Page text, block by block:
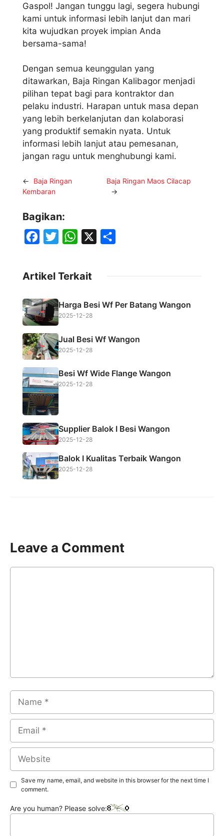
Gaspol! Jangan tunggu lagi, segera hubungi
kami untuk informasi lebih lanjut dan mari
kita wujudkan proyek impian Anda
bersama-sama!
Dengan semua keunggulan yang
ditawarkan, Baja Ringan Kalibagor menjadi
pilihan tepat bagi para kontraktor dan
pelaku industri. Harapan untuk masa depan
yang lebih berkelanjutan dan kolaborasi
yang produktif semakin nyata. Untuk
informasi lebih lanjut atau pemesanan,
jangan ragu untuk menghubungi kami.
←
Baja Ringan
Kembaran
Baja Ringan Maos Cilacap
→
Bagikan:
e
b
o
o
k
t
e
W
t
A
p
Artikel Terkait
Harga Besi Wf Per Batang Wangon
2025-12-28
Jual Besi Wf Wangon
2025-12-28
Besi Wf Wide Flange Wangon
2025-12-28
Supplier Balok I Besi Wangon
2025-12-28
Balok I Kualitas Terbaik Wangon
2025-12-28
Leave a Comment
Comment
Name
Email
Website
Save my name, email, and website in this browser for the next time I
comment.
Are you human? Please solve: